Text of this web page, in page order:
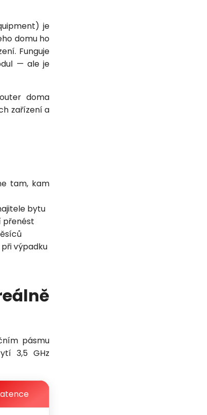
je
domu ho
Funguje
— ale je
doma
zařízení a
tam, kam
bytu
přenést
výpadku
pásmu
3,5 GHz